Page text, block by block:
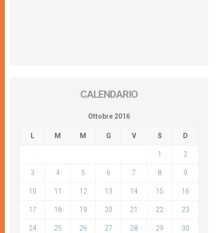
CALENDARIO
Ottobre 2016
L M M G V S D
1 2
3 4 5 6 7 8 9
10 11 12 13 14 15 16
17 18 19 20 21 22 23
24 25 26 27 28 29 30